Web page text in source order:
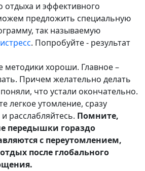
отдыха и эффективного
предложить специальную
так называемую
. Попробуйте - результат
методики хороши. Главное –
Причем желательно делать
что устали окончательно.
легкое утомление, сразу
расслабляйтесь. Помните,
передышки гораздо
с переутомлением,
после глобального